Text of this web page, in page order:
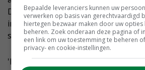
Daardoor ligt de Nederlandse
in Europa plat. Volgens de stichting
schadepost van miljoenen euro's.
'Nederland is het enige land in
Bepaalde leveranciers kunnen uw
verwerken op basis van gerechtvaardigd
hiertegen bezwaar maken door uw
beheren. Zoek onderaan deze pagina of
een link om uw toestemming te beheren
privacy- en cookie-instellingen.